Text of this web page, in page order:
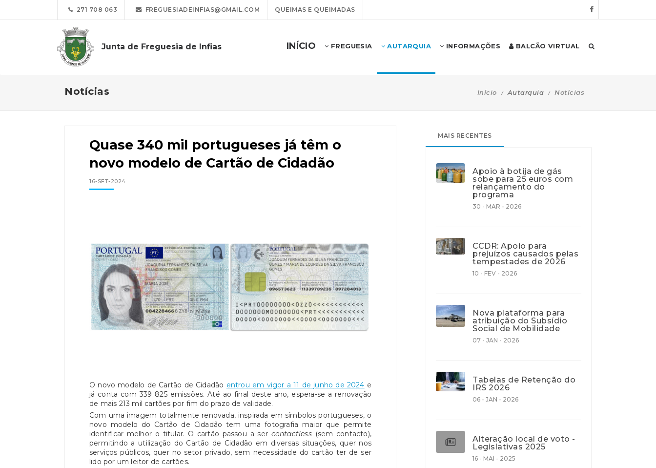
271 708 063 FREGUESIADEINFIAS@GMAIL.COM QUEIMAS E QUEIMADAS
Junta de Freguesia de Infias INÍCIO FREGUESIA AUTARQUIA INFORMAÇÕES BALCÃO VIRTUAL
Notícias Início Autarquia Notícias
Quase 340 mil portugueses já têm o
novo modelo de Cartão de Cidadão
16-SET-2024
O novo modelo de Cartão de Cidadão entrou em vigor a 11 de junho de 2024 e
já conta com 339 825 emissões. Até ao final deste ano, espera-se a renovação
de mais 213 mil cartões por fim do prazo de validade.
Com uma imagem totalmente renovada, inspirada em símbolos portugueses, o
novo modelo do Cartão de Cidadão tem uma fotografia maior que permite
identificar melhor o titular. O cartão passou a ser contactless (sem contacto),
permitindo a utilização do Cartão de Cidadão em diversas situações, quer nos
serviços públicos, quer no setor privado, sem necessidade do cartão ter de ser
lido por um leitor de cartões.
MAIS RECENTES
Apoio à botija de gás
sobe para 25 euros com
relançamento do
programa
30 - MAR - 2026
CCDR: Apoio para
prejuízos causados pelas
tempestades de 2026
10 - FEV - 2026
Nova plataforma para
atribuição do Subsídio
Social de Mobilidade
07 - JAN - 2026
Tabelas de Retenção do
IRS 2026
06 - JAN - 2026
Alteração local de voto -
Legislativas 2025
16 - MAI - 2025